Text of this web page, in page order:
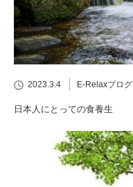
2023.3.4 E-Relaxブログ
日本人にとっての食養生